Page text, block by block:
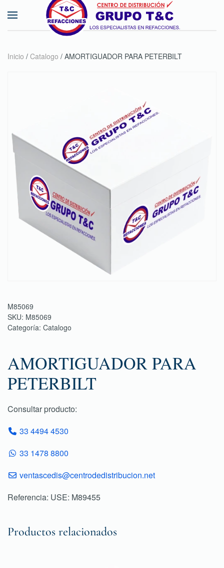
Skip to main content
Inicio / Catalogo / AMORTIGUADOR PARA PETERBILT
M85069
SKU: M85069
Categoría: Catalogo
AMORTIGUADOR PARA
PETERBILT
Consultar producto:
33 4494 4530
33 1478 8800
ventascedis@centrodedistribucion.net
Referencia: USE: M89455
Productos relacionados